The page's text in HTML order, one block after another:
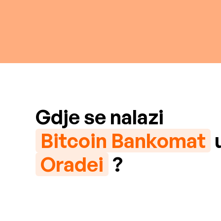
Gdje se nalazi
Bitcoin Bankomat
Oradei ?